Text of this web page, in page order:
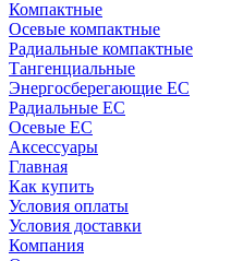
Компактные
Осевые компактные
Радиальные компактные
Тангенциальные
Энергосберегающие EC
Радиальные EC
Осевые EC
Аксессуары
Главная
Как купить
Условия оплаты
Условия доставки
Компания